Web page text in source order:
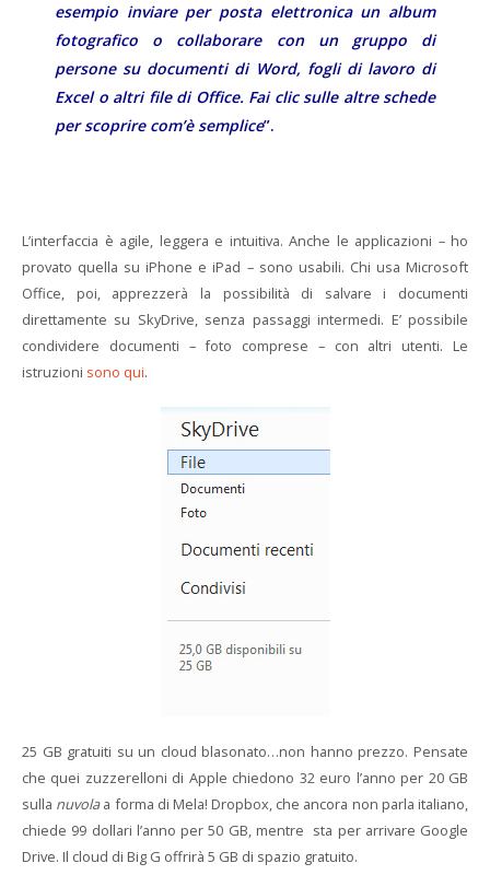
esempio inviare per posta elettronica un album
fotografico o collaborare con un gruppo di
persone su documenti di Word, fogli di lavoro di
Excel o altri file di Office. Fai clic sulle altre schede
per scoprire com’è semplice”.
L’interfaccia è agile, leggera e intuitiva. Anche le applicazioni – ho
provato quella su iPhone e iPad – sono usabili. Chi usa Microsoft
Office, poi, apprezzerà la possibilità di salvare i documenti
direttamente su SkyDrive, senza passaggi intermedi. E’ possibile
condividere documenti – foto comprese – con altri utenti. Le
istruzioni sono qui.
25 GB gratuiti su un cloud blasonato…non hanno prezzo. Pensate
che quei zuzzerelloni di Apple chiedono 32 euro l’anno per 20 GB
sulla nuvolaa forma di Mela! Dropbox, che ancora non parla italiano,
chiede 99 dollari l’anno per 50 GB, mentre sta per arrivare Google
Drive. Il cloud di Big G offrirà 5 GB di spazio gratuito.